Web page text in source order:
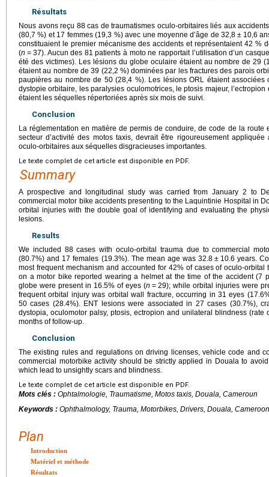
Résultats
Nous avons reçu 88 cas de traumatismes oculo-orbitaires liés aux
(80,7 %) et 17 femmes (19,3 %) avec une moyenne d’âge de 32,8 ± 10,6
constituaient le premier mécanisme des accidents et représentaient 42 %
(n = 37). Aucun des 81 patients à moto ne rapportait l’utilisation d’un
été des victimes). Les lésions du globe oculaire étaient au nombre de 29
étaient au nombre de 39 (22,2 %) dominées par les fractures des parois
paupières au nombre de 50 (28,4 %). Les lésions ORL étaient
dystopie orbitaire, les paralysies oculomotrices, le ptosis majeur,
étaient les séquelles répertoriées après six mois de suivi.
Conclusion
La réglementation en matière de permis de conduire, de code de la
secteur d’activité des motos taxis, devrait être rigoureusement
oculo-orbitaires aux séquelles disgracieuses importantes.
Le texte complet de cet article est disponible en PDF.
Summary
A prospective and longitudinal study was carried from January 2 to
commercial motor bike accidents presenting to the Laquintinie Hospital in
orbital injuries with the double goal of identifying and evaluating the
lesions.
Results
We included 88 cases with oculo-orbital trauma due to commercial
(80.7%) and 17 females (19.3%). The mean age was 32.8 ± 10.6 years.
most frequent mechanism and accounted for 42% of cases of oculo-orbital
on a motor bike reported wearing a helmet at the time of the accident (7
globe were present in 16.5% of eyes (n = 29); while orbital injuries were
frequent orbital injury was orbital wall fracture, occurring in 31 eyes
50 cases (28.4%). ENT lesions were associated in 27 cases (30.7%),
dystopia, oculomotor palsy, ptosis, ectropion and unilateral blindness
months of follow-up.
Conclusion
The existing rules and regulations on driving licenses, vehicle code and
commercial motorbike activity should be strictly applied in Douala to
which lead to unsightly scars and blindness.
Le texte complet de cet article est disponible en PDF.
Mots clés : Ophtalmologie, Traumatisme, Motos taxis, Douala, Cameroun
Keywords : Ophthalmology, Trauma, Motorbikes, Drivers, Douala, Cameroon
Plan
Introduction
Matériel et méthode
Résultats